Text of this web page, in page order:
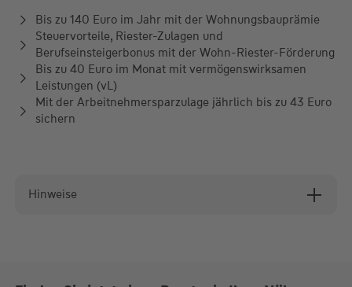
Bis zu 140 Euro im Jahr mit der Wohnungsbauprämie
Steuervorteile, Riester-Zulagen und
Berufseinsteigerbonus mit der Wohn-Riester-Förderung
Bis zu 40 Euro im Monat mit vermögenswirksamen
Leistungen (vL)
Mit der Arbeitnehmersparzulage jährlich bis zu 43 Euro
sichern
Hinweise